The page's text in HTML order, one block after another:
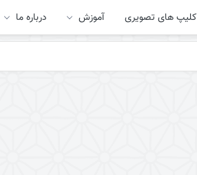
کلیپ های تصویری آموزش درباره ما